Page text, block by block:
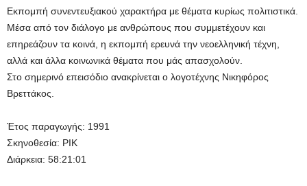
Εκπομπή συνεντευξιακού χαρακτήρα με θέματα κυρίως πολιτιστικά.
Μέσα από τον διάλογο με ανθρώπους που συμμετέχουν και
επηρεάζουν τα κοινά, η εκπομπή ερευνά την νεοελληνική τέχνη,
αλλά και άλλα κοινωνικά θέματα που μάς απασχολούν.
Στο σημερινό επεισόδιο ανακρίνεται ο λογοτέχνης Νικηφόρος
Βρεττάκος.
Έτος παραγωγής: 1991
Σκηνοθεσία: ΡΙΚ
Διάρκεια: 58:21:01